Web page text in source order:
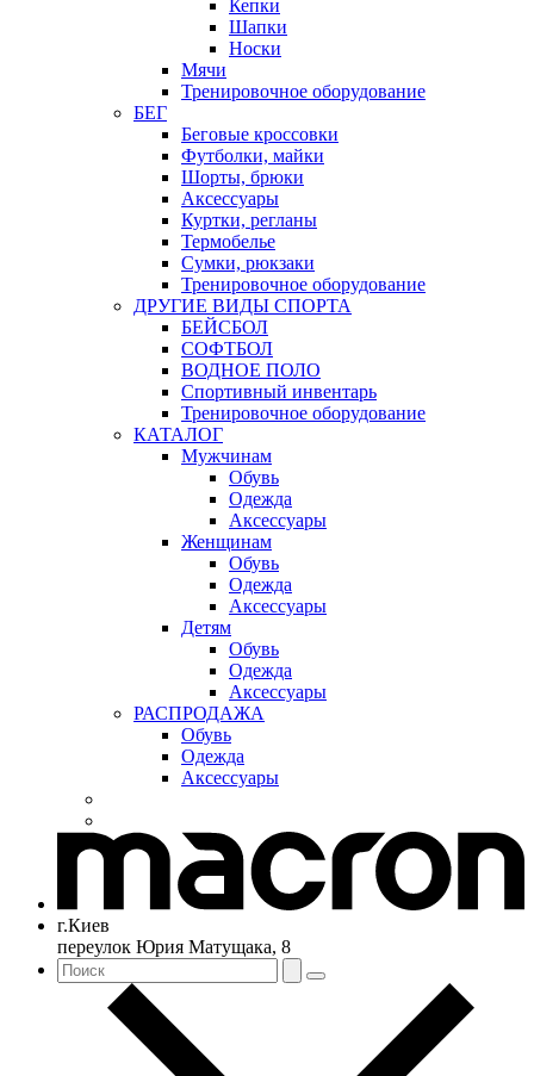
Кепки
Шапки
Носки
Мячи
Тренировочное оборудование
БЕГ
Беговые кроссовки
Футболки, майки
Шорты, брюки
Аксессуары
Куртки, регланы
Термобелье
Сумки, рюкзаки
Тренировочное оборудование
ДРУГИЕ ВИДЫ СПОРТА
БЕЙСБОЛ
СОФТБОЛ
ВОДНОЕ ПОЛО
Спортивный инвентарь
Тренировочное оборудование
КАТАЛОГ
Мужчинам
Обувь
Одежда
Аксессуары
Женщинам
Обувь
Одежда
Аксессуары
Детям
Обувь
Одежда
Аксессуары
РАСПРОДАЖА
Обувь
Одежда
Аксессуары
г.Киев
переулок Юрия Матущака, 8